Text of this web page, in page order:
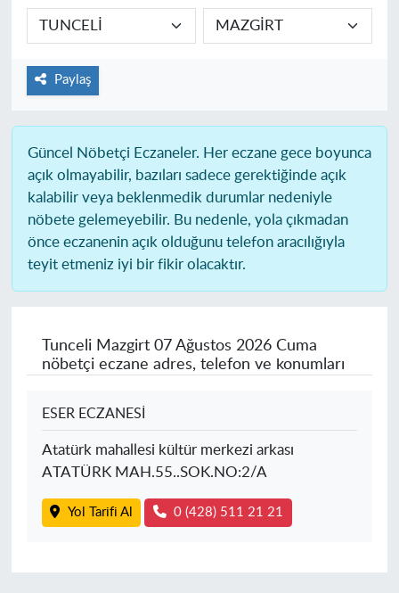
Paylaş
Güncel Nöbetçi Eczaneler. Her eczane gece boyunca
açık olmayabilir, bazıları sadece gerektiğinde açık
kalabilir veya beklenmedik durumlar nedeniyle
nöbete gelemeyebilir. Bu nedenle, yola çıkmadan
önce eczanenin açık olduğunu telefon aracılığıyla
teyit etmeniz iyi bir fikir olacaktır.
Tunceli Mazgirt07 Ağustos 2026 Cuma
nöbetçi eczane adres, telefon ve konumları
ESER ECZANESİ
Atatürk mahallesi kültür merkezi arkası
ATATÜRK MAH.55..SOK.NO:2/A
Yol Tarifi Al 0 (428) 511 21 21